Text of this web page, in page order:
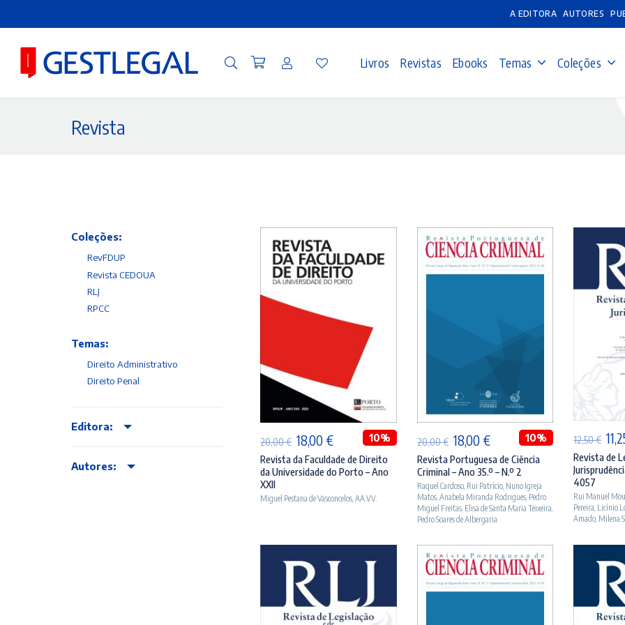
A EDITORA AUTORES
Livros Revistas Ebooks Temas Coleções
Revista
Coleções:
RevFDUP
Revista CEDOUA
RLJ
RPCC
Temas:
Direito Administrativo
Direito Penal
Editora:
Autores:
ADICIONAR
20,00€ O
preço
original
era:
18,00 €O
preço
atual
é:
10%
Revista da Faculdade de Direito
da Universidade do Porto – Ano
XXII
Miguel Pestana de Vasconcelos ,AA.VV.
ADICIONAR
20,00€ O
preço
original
era:
20,00 €.
18,00 €O
preço
atual
é:
18,00 €.
10%
Revista Portuguesa de Ciência
Criminal – Ano 35.º – N.º 2
Raquel Cardoso, Rui Patrício, Nuno Igreja
Matos, Anabela Miranda Rodrigues, Pedro
Miguel Freitas, Elisa de Santa Maria Teixeira
Pedro Soares de Albergaria
12,50€ O
era:
Revista de
4057
Rui Manuel
Pereira Licínio
Amado, Milena